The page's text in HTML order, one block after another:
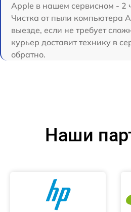
Apple в нашем сервисном - 2
Чистка от пыли компьютера
выезде, если не требует
курьер доставит технику в
обратно.
Наши